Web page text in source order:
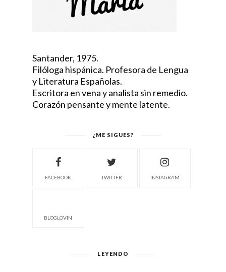
Santander, 1975.
Filóloga hispánica. Profesora de Lengua
y Literatura Españolas.
Escritora en vena y analista sin remedio.
Corazón pensante y mente latente.
¿ME SIGUES?
FACEBOOK TWITTER INSTAGRAM
BLOGLOVIN
LEYENDO